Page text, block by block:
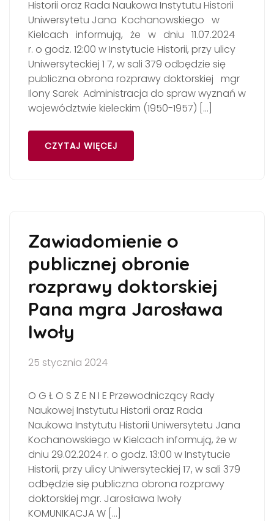
Historii oraz Rada Naukowa Instytutu Historii
Uniwersytetu Jana Kochanowskiego w
Kielcach informują, że w dniu 11.07.2024
r. o godz. 12:00 w Instytucie Historii, przy ulicy
Uniwersyteckiej 1 7, w sali 379 odbędzie się
publiczna obrona rozprawy doktorskiej mgr
Ilony Sarek Administracja do spraw wyznań w
województwie kieleckim (1950-1957) […]
CZYTAJ WIĘCEJ
Zawiadomienie o
publicznej obronie
rozprawy doktorskiej
Pana mgra Jarosława
Iwoły
25 stycznia 2024
O G Ł O S Z E N I E Przewodniczący Rady
Naukowej Instytutu Historii oraz Rada
Naukowa Instytutu Historii Uniwersytetu Jana
Kochanowskiego w Kielcach informują, że w
dniu 29.02.2024 r. o godz. 13:00 w Instytucie
Historii, przy ulicy Uniwersyteckiej 17, w sali 379
odbędzie się publiczna obrona rozprawy
doktorskiej mgr. Jarosława Iwoły
KOMUNIKACJA W […]